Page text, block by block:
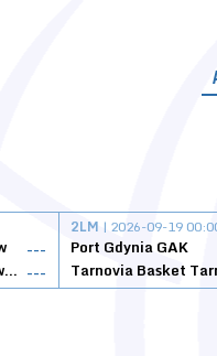
---
KSK Qemetica Noteć Inowrocław ---
2LM | 2026-09-19
Port Gdynia GAK